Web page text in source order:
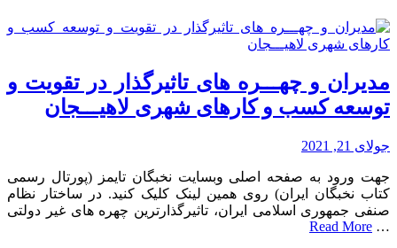
مدیران و چهـــره های تاثیرگذار در تقویت و
توسعه کسب و کارهای شهری لاهیـــجان
جولای 21, 2021
جهت ورود به صفحه اصلی وبسایت نخبگان تایمز (پورتال رسمی
کتاب نخبگان ایران) روی همین لینک کلیک کنید. در ساختار نظام
صنفی جمهوری اسلامی ایران، تاثیرگذارترین چهره های غیر دولتی
…
Read More